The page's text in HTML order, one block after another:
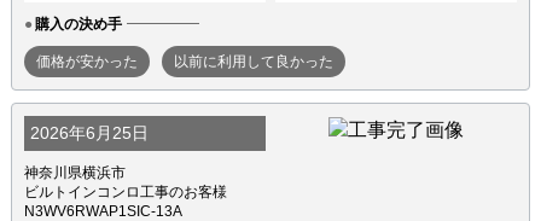
購入の決め手
価格が安かった 以前に利用して良かった
2026年6月25日
神奈川県横浜市
ビルトインコンロ工事のお客様
N3WV6RWAP1SIC-13A